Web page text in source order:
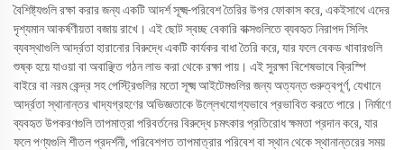
বৈশিষ্ট্যগুলি রক্ষা করার জন্য একটি আদর্শ সূক্ষ্ম-পরিবেশ তৈরির উপর ফোকাস করে, একইসাথে এদের
দৃশ্যমান আকর্ষণীয়তা বজায় রাখে। এই ছোট স্বচ্ছ বেকারি বাক্সগুলিতে ব্যবহৃত নিরাপদ সিলিং
ব্যবস্থাগুলি আর্দ্রতা হারানোর বিরুদ্ধে একটি কার্যকর বাধা তৈরি করে, যার ফলে বেকড খাবারগুলি
শুষ্ক হয়ে যাওয়া বা অবাঞ্ছিত গঠন লাভ করা থেকে রক্ষা পায়। এই সুরক্ষা বিশেষভাবে ক্রিস্পি
বাইরে বা নরম কেন্দ্র সহ পেস্ট্রিগুলির মতো সূক্ষ্ম আইটেমগুলির জন্য অত্যন্ত গুরুত্বপূর্ণ, যেখানে
আর্দ্রতা স্থানান্তর খাদ্যগ্রহণের অভিজ্ঞতাকে উল্লেখযোগ্যভাবে প্রভাবিত করতে পারে। নির্মাণে
ব্যবহৃত উপকরণগুলি তাপমাত্রা পরিবর্তনের বিরুদ্ধে চমৎকার প্রতিরোধ ক্ষমতা প্রদান করে, যার
ফলে পণ্যগুলি শীতল প্রদর্শনী, পরিবেশগত তাপমাত্রার পরিবেশ বা স্থান থেকে স্থানান্তরের সময়